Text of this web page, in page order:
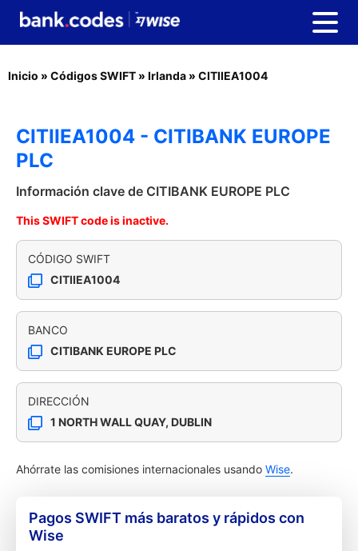
Inicio » Códigos SWIFT » Irlanda » CITIIEA1004
CITIIEA1004 - CITIBANK EUROPE
PLC
Información clave de CITIBANK EUROPE PLC
This SWIFT code is inactive.
CÓDIGO SWIFT
CITIIEA1004
BANCO
CITIBANK EUROPE PLC
DIRECCIÓN
1 NORTH WALL QUAY, DUBLIN
Ahórrate las comisiones internacionales usando Wise.
Pagos SWIFT más baratos y rápidos con
Wise